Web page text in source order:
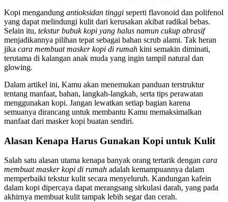
Kopi mengandung antioksidan tinggi seperti flavonoid dan polifenol
yang dapat melindungi kulit dari kerusakan akibat radikal bebas.
Selain itu, tekstur bubuk kopi yang halus namun cukup abrasif
menjadikannya pilihan tepat sebagai bahan scrub alami. Tak heran
jika cara membuat masker kopi di rumah kini semakin diminati,
terutama di kalangan anak muda yang ingin tampil natural dan
glowing.
Dalam artikel ini, Kamu akan menemukan panduan terstruktur
tentang manfaat, bahan, langkah-langkah, serta tips perawatan
menggunakan kopi. Jangan lewatkan setiap bagian karena
semuanya dirancang untuk membantu Kamu memaksimalkan
manfaat dari masker kopi buatan sendiri.
Alasan Kenapa Harus Gunakan Kopi untuk Kulit
Salah satu alasan utama kenapa banyak orang tertarik dengan cara
membuat masker kopi di rumah adalah kemampuannya dalam
memperbaiki tekstur kulit secara menyeluruh. Kandungan kafein
dalam kopi dipercaya dapat merangsang sirkulasi darah, yang pada
akhirnya membuat kulit tampak lebih segar dan cerah.